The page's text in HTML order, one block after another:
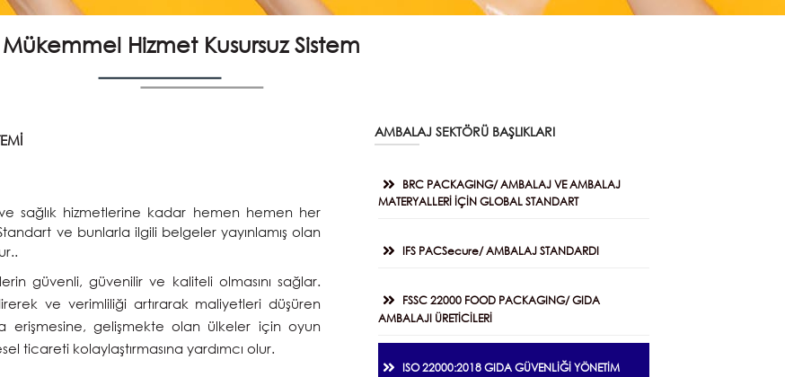
Mükemmel Hizmet Kusursuz Sistem
sağlık hizmetlerine kadar hemen hemen her
ve bunlarla ilgili belgeler yayınlamış olan
güvenli, güvenilir ve kaliteli olmasını sağlar.
ve verimliliği artırarak maliyetleri düşüren
erişmesine, gelişmekte olan ülkeler için oyun
ticareti kolaylaştırmasına yardımcı olur.
AMBALAJ SEKTÖRÜ BAŞLIKLARI
BRC PACKAGING/ AMBALAJ VE AMBALAJ
MATERYALLERİ İÇİN GLOBAL STANDART
IFS PACSecure/ AMBALAJ STANDARDI
FSSC 22000 FOOD PACKAGING/ GIDA
AMBALAJI ÜRETİCİLERİ
ISO 22000:2018 GIDA GÜVENLİĞİ YÖNETİM